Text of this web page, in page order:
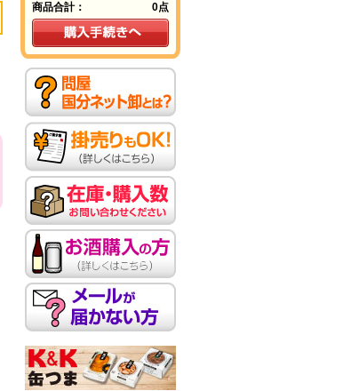
商品合計： 0点